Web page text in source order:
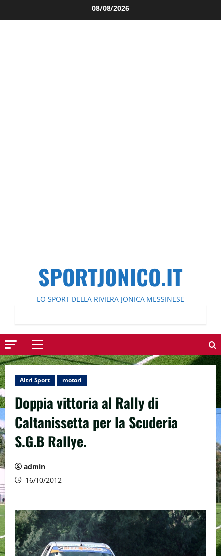
al
08/08/2026
SPORTJONICO.IT
LO SPORT DELLA RIVIERA JONICA MESSINESE
Menu
principale
Altri Sport motori
Doppia vittoria al Rally di
Caltanissetta per la Scuderia
S.G.B Rallye.
admin
16/10/2012